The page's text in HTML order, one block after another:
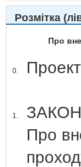
Розмітка
Про
0. Проект
1.
Про